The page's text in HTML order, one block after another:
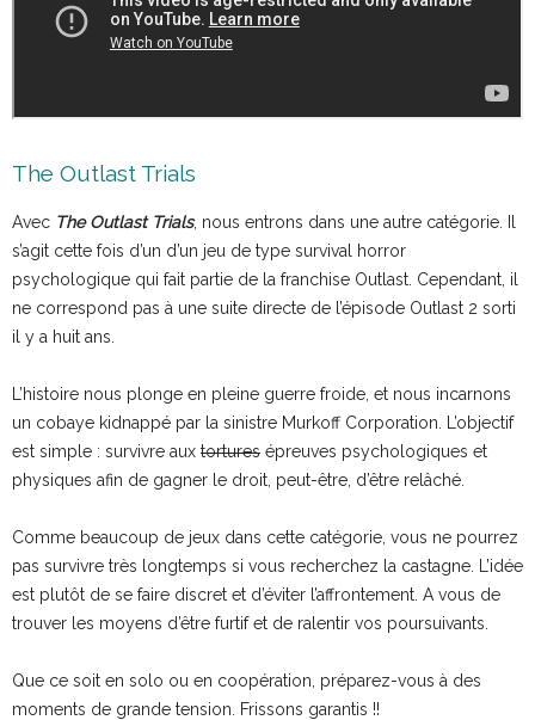
The Outlast Trials
Avec The Outlast Trials, nous entrons dans une autre catégorie. Il
s’agit cette fois d’un d’un jeu de type survival horror
psychologique qui fait partie de la franchise Outlast. Cependant, il
ne correspond pas à une suite directe de l’épisode Outlast 2 sorti
il y a huit ans.
L’histoire nous plonge en pleine guerre froide, et nous incarnons
un cobaye kidnappé par la sinistre Murkoff Corporation. L’objectif
est simple : survivre aux tortures épreuves psychologiques et
physiques afin de gagner le droit, peut-être, d’être relâché.
Comme beaucoup de jeux dans cette catégorie, vous ne pourrez
pas survivre très longtemps si vous recherchez la castagne. L’idée
est plutôt de se faire discret et d’éviter l’affrontement. A vous de
trouver les moyens d’être furtif et de ralentir vos poursuivants.
Que ce soit en solo ou en coopération, préparez-vous à des
moments de grande tension. Frissons garantis !!